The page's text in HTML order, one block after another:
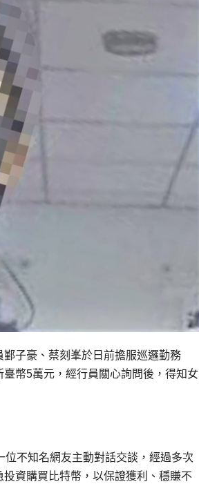
子豪、蔡刻峯於日前擔服巡邏勤務
幣5萬元，經行員關心詢問後，得知女
不知名網友主動對話交談，經過多次
資購買比特幣，以保證獲利、穩賺不